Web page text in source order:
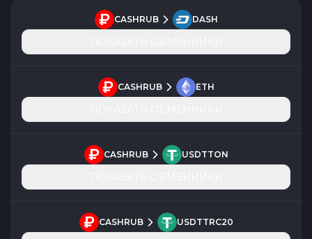
CASHRUB DASH
CASHRUB ETH
CASHRUB USDTTON
CASHRUB USDTTRC20